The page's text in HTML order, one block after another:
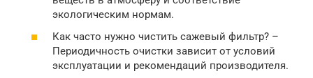
экологическим нормам.
Как часто нужно чистить сажевый фильтр? –
Периодичность очистки зависит от условий
эксплуатации и рекомендаций производителя.